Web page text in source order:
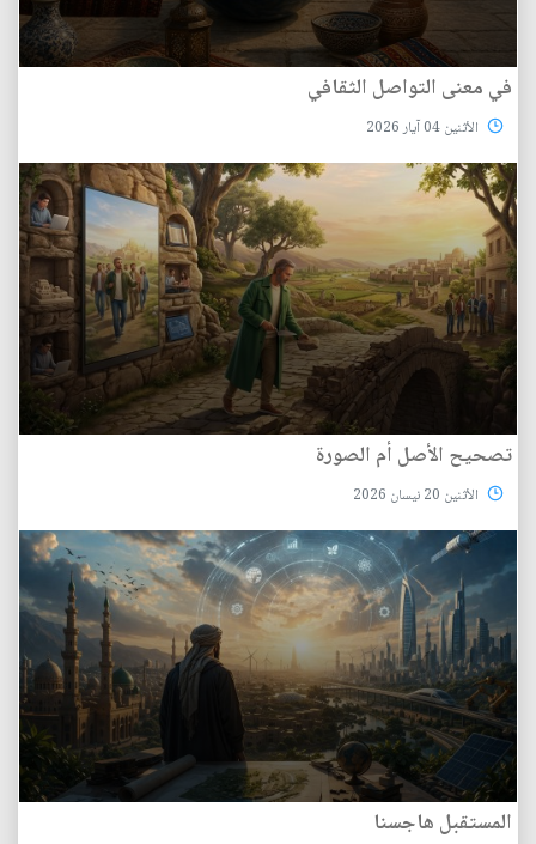
في معنى التواصل الثقافي
الأثنين 04 آيار 2026
تصحيح الأصل أم الصورة
الأثنين 20 نيسان 2026
المستقبل هاجسنا